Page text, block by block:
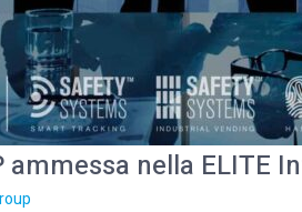
ammessa nella ELITE